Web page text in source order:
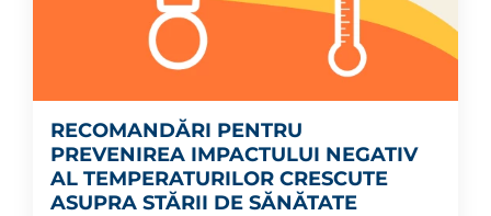
RECOMANDĂRI PENTRU
PREVENIREA IMPACTULUI NEGATIV
AL TEMPERATURILOR CRESCUTE
ASUPRA STĂRII DE SĂNĂTATE